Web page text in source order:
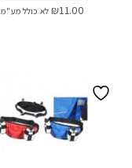
₪11.00 לא כולל מע"מ